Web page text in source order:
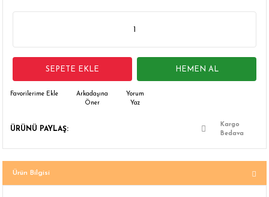
SEPETE EKLE HEMEN AL
Arkadaşına
Öner
Yorum
Yaz
ÜRÜNÜ PAYLAŞ:
Kargo
Bedava
Ürün Bilgisi